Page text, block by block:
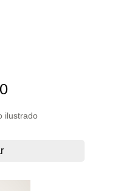
ilustrado